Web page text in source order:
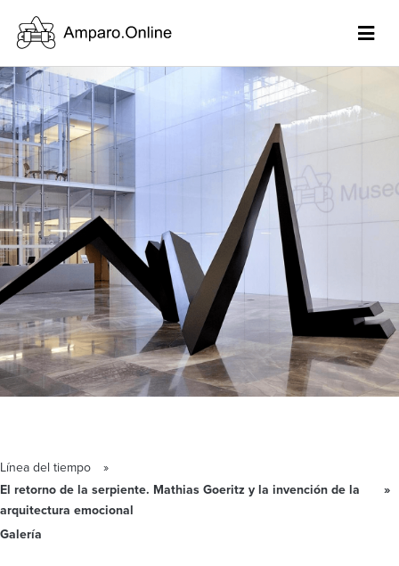
Línea del tiempo
El retorno de la serpiente. Mathias Goeritz y la invención de la
arquitectura emocional
Galería